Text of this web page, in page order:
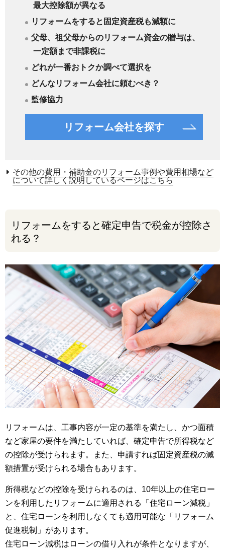
最大控除額が異なる
リフォームをすると固定資産税も減額に
父母、祖父母からのリフォーム資金の贈与は、
一定額まで非課税に
どれが一番おトクか調べて選択を
どんなリフォーム会社に頼むべき？
監修協力
リフォーム会社を探す
その他の費用・補助金のリフォーム事例や費用相場など
について詳しく説明しているページはこちら
リフォームをすると確定申告で税金が控除さ
れる？
リフォームは、工事内容が一定の基準を満たし、かつ面積
など家屋の要件を満たしていれば、確定申告で所得税など
の控除が受けられます。また、申請すれば固定資産税の減
額措置が受けられる場合もあります。
所得税などの控除を受けられるのは、10年以上の住宅ロー
ンを利用したリフォームに適用される「住宅ローン減税」
と、住宅ローンを利用しなくても適用可能な「リフォーム
促進税制」があります。
住宅ローン減税はローンの借り入れが条件となりますが、